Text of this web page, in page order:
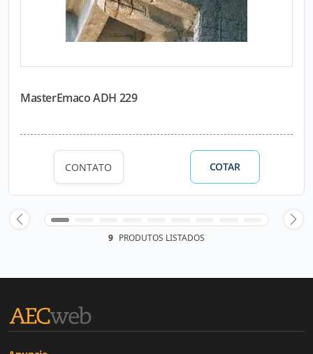
MasterEmaco ADH 229
CONTATO COTAR
9 PRODUTOS LISTADOS